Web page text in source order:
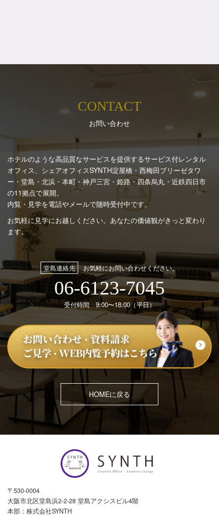
CONTACT
お問い合わせ
ホテルのような高品質なサービスを提供するサービス付レンタル
オフィス、シェアオフィスSYNTH淀屋橋・西梅田ブリーゼタワ
ー・堂島・北浜・本町・神戸三宮・姫路・四条烏丸・近鉄四日市
の11拠点で展開。
内覧・見学を電話やメールで随時受付中です。
お気軽に見学にお越しください。あなたの価値観がきっと変わり
ます。
堂島連絡先 お気軽にお問い合わせください。
06-6123-7045
受付時間 9:00〜18:00（平日）
HOMEに戻る
〒530-0004
大阪市北区堂島浜2-2-28 堂島アクシスビル4階
本部：株式会社SYNTH